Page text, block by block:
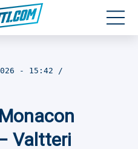
- 15:42
Valtteri